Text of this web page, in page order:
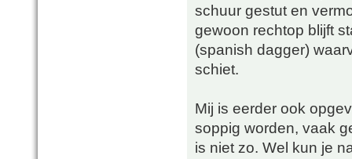
schuur gestut en
gewoon rechtop blijft
(spanish dagger)
schiet.
Mij is eerder ook
soppig worden, vaak
is niet zo. Wel kun je